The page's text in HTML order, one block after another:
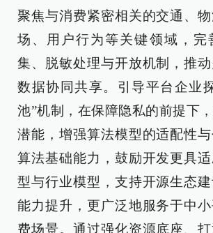
聚焦与消费紧密相关的交通、
场、用户行为等关键领域，完
集、脱敏处理与开放机制，推
数据协同共享。引导平台企业
池”机制，在保障隐私的前提下
潜能，增强算法模型的适配性
算法基础能力，鼓励开发更具
型与行业模型，支持开源生态
能力提升，更广泛地服务于中
费场景。通过强化资源底座、打